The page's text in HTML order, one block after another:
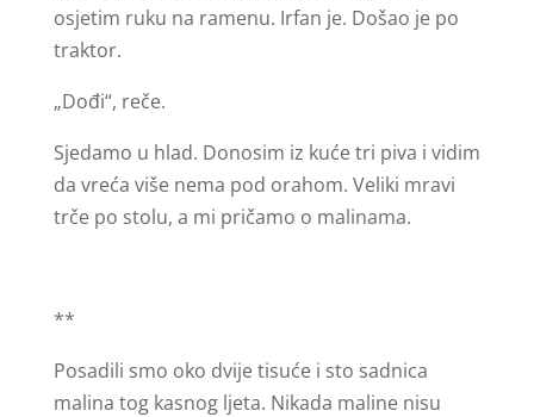
osjetim ruku na ramenu. Irfan je. Došao je po
traktor.
„Dođi“, reče.
Sjedamo u hlad. Donosim iz kuće tri piva i vidim
da vreća više nema pod orahom. Veliki mravi
trče po stolu, a mi pričamo o malinama.
**
Posadili smo oko dvije tisuće i sto sadnica
malina tog kasnog ljeta. Nikada maline nisu